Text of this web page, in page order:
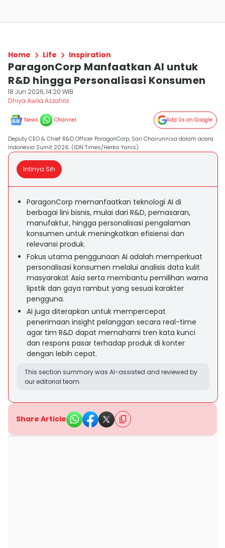
Home Life Inspiration
ParagonCorp Manfaatkan AI untuk
R&D hingga Personalisasi Konsumen
18 Jun 2026, 14:20 WIB
Dhiya Awlia Azzahra
News Channel Add Us on Google
Deputy CEO & Chief R&D Officer ParagonCorp, Sari Chairunnisa dalam acara
Indonesia Sumit 2026. (IDN Times/Herka Yanis)
Intinya Sih
ParagonCorp memanfaatkan teknologi AI di
berbagai lini bisnis, mulai dari R&D, pemasaran,
manufaktur, hingga personalisasi pengalaman
konsumen untuk meningkatkan efisiensi dan
relevansi produk.
Fokus utama penggunaan AI adalah memperkuat
personalisasi konsumen melalui analisis data kulit
masyarakat Asia serta membantu pemilihan warna
lipstik dan gaya rambut yang sesuai karakter
pengguna.
AI juga diterapkan untuk mempercepat
penerimaan insight pelanggan secara real-time
agar tim R&D dapat memahami tren kata kunci
dan respons pasar terhadap produk di konter
dengan lebih cepat.
This section summary was AI-assisted and reviewed by
our editorial team.
Share Article